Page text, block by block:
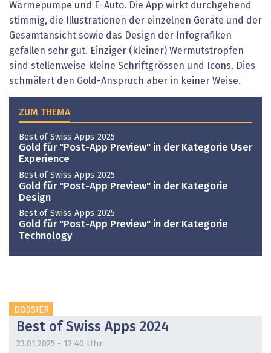
Wärmepumpe und E-Auto. Die App wirkt durchgehend
stimmig, die Illustrationen der einzelnen Geräte und der
Gesamtansicht sowie das Design der Infografiken
gefallen sehr gut. Einziger (kleiner) Wermutstropfen
sind stellenweise kleine Schriftgrössen und Icons. Dies
schmälert den Gold-Anspruch aber in keiner Weise.
ZUM THEMA
Best of Swiss Apps 2025
Gold für "Post-App Preview" in der Kategorie User
Experience
Best of Swiss Apps 2025
Gold für "Post-App Preview" in der Kategorie
Design
Best of Swiss Apps 2025
Gold für "Post-App Preview" in der Kategorie
Technology
DOSSIER
Best of Swiss Apps 2024
23.01.2025 - 12:40 Uhr